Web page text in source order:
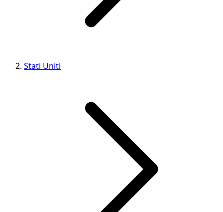
Stati Uniti